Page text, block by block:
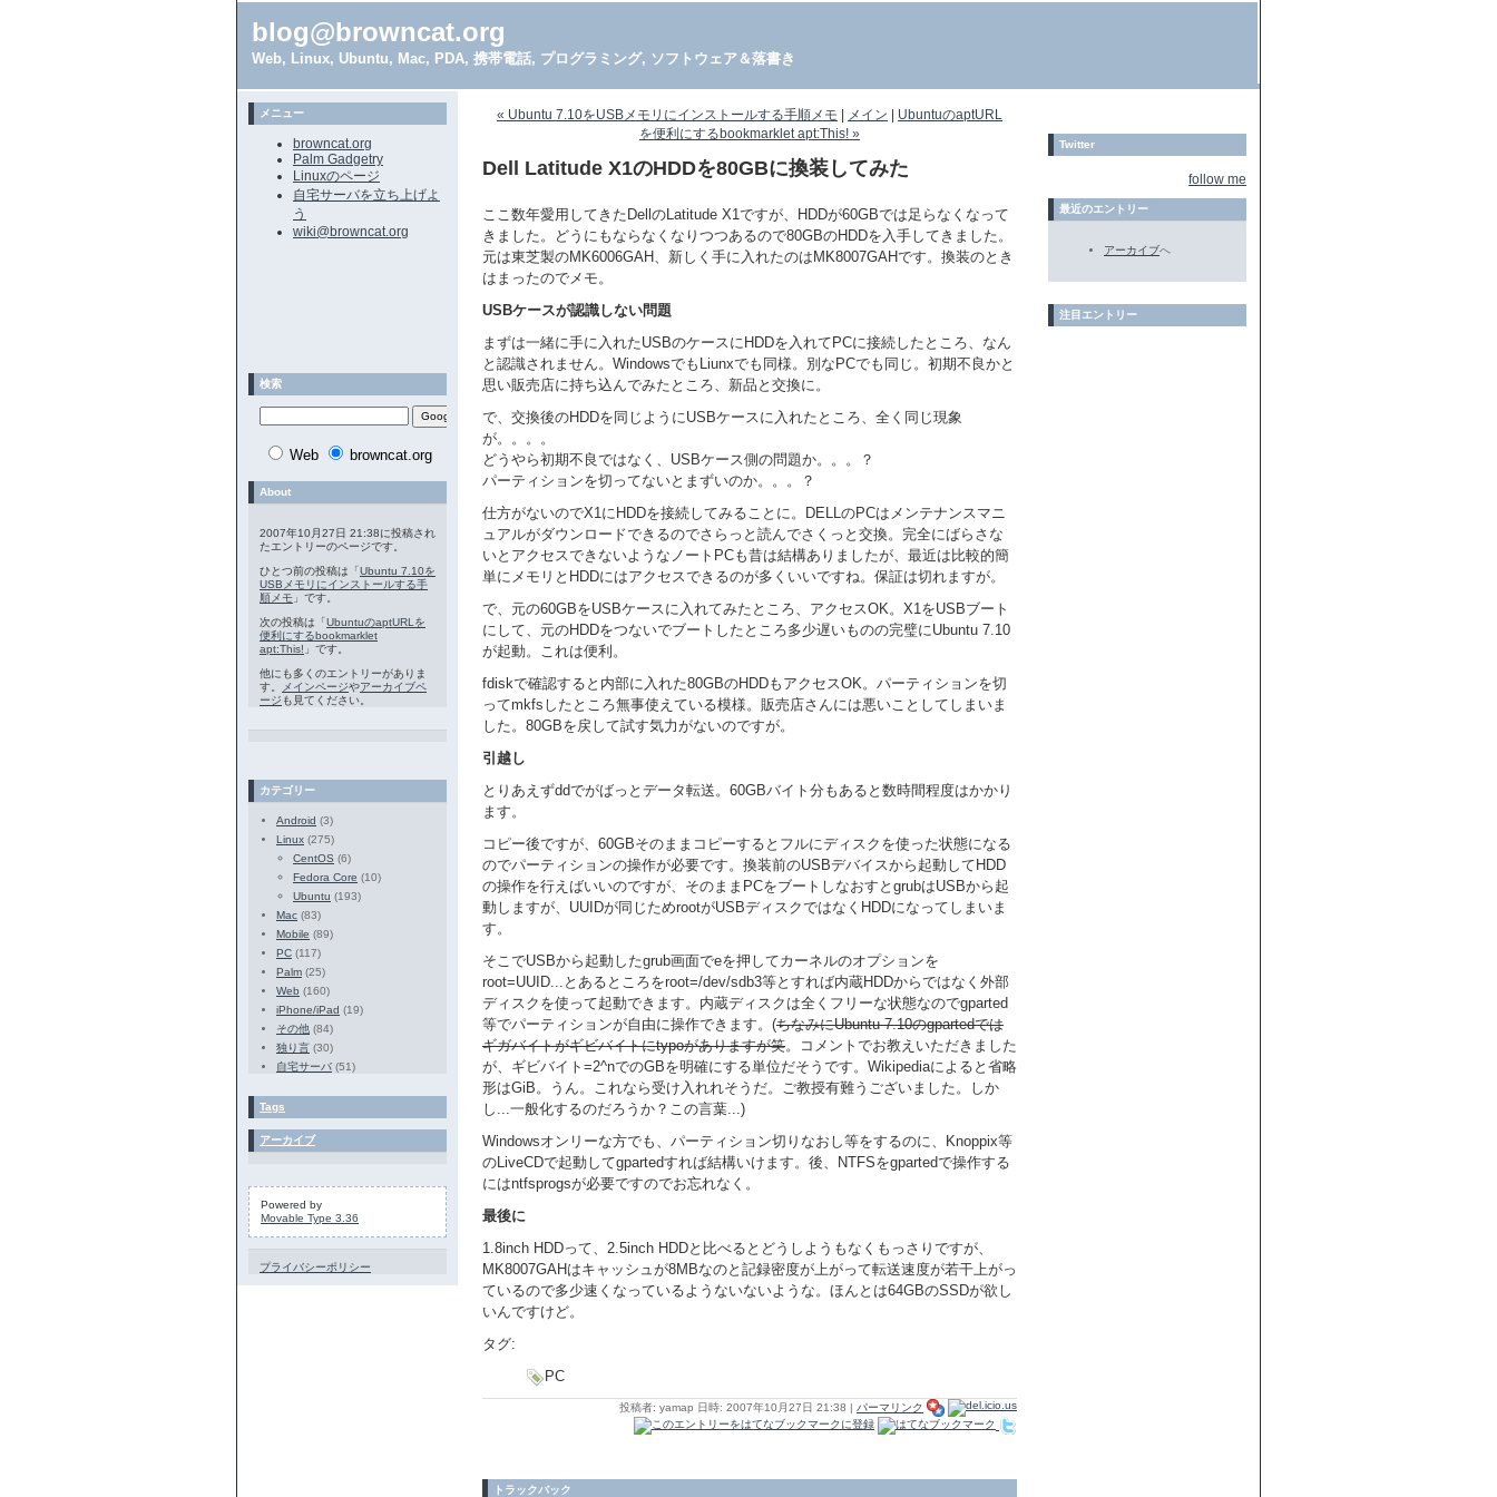
blog@browncat.org
Web, Linux, Ubuntu, Mac, PDA, 携帯電話, プログラミング, ソフトウェア＆落書き
« Ubuntu 7.10をUSBメモリにインストールする手順メモ メイン
UbuntuのaptURL
を便利にするbookmarklet apt:This! »
Dell Latitude X1のHDDを80GBに換装してみた
ここ数年愛用してきたDellのLatitude X1ですが、HDDが60GBでは足らなくなって
きました。どうにもならなくなりつつあるので80GBのHDDを入手してきました。
元は東芝製のMK6006GAH、新しく手に入れたのはMK8007GAHです。換装のとき
はまったのでメモ。
USBケースが認識しない問題
まずは一緒に手に入れたUSBのケースにHDDを入れてPCに接続したところ、なん
と認識されません。WindowsでもLiunxでも同様。別なPCでも同じ。初期不良かと
思い販売店に持ち込んでみたところ、新品と交換に。
で、交換後のHDDを同じようにUSBケースに入れたところ、全く同じ現象
が。。。。
どうやら初期不良ではなく、USBケース側の問題か。。。？
パーティションを切ってないとまずいのか。。。？
仕方がないのでX1にHDDを接続してみることに。DELLのPCはメンテナンスマニ
ュアルがダウンロードできるのでさらっと読んでさくっと交換。完全にばらさな
いとアクセスできないようなノートPCも昔は結構ありましたが、最近は比較的簡
単にメモリとHDDにはアクセスできるのが多くいいですね。保証は切れますが。
で、元の60GBをUSBケースに入れてみたところ、アクセスOK。X1をUSBブート
にして、元のHDDをつないでブートしたところ多少遅いものの完璧にUbuntu 7.10
が起動。これは便利。
fdiskで確認すると内部に入れた80GBのHDDもアクセスOK。パーティションを切
ってmkfsしたところ無事使えている模様。販売店さんには悪いことしてしまいま
した。80GBを戻して試す気力がないのですが。
引越し
とりあえずddでがばっとデータ転送。60GBバイト分もあると数時間程度はかかり
ます。
コピー後ですが、60GBそのままコピーするとフルにディスクを使った状態になる
のでパーティションの操作が必要です。換装前のUSBデバイスから起動してHDD
の操作を行えばいいのですが、そのままPCをブートしなおすとgrubはUSBから起
動しますが、UUIDが同じためrootがUSBディスクではなくHDDになってしまいま
す。
そこでUSBから起動したgrub画面でeを押してカーネルのオプションを
root=UUID...とあるところをroot=/dev/sdb3等とすれば内蔵HDDからではなく外部
ディスクを使って起動できます。内蔵ディスクは全くフリーな状態なのでgparted
等でパーティションが自由に操作できます。(ちなみにUbuntu 7.10のgpartedでは
ギガバイトがギビバイトにtypoがありますが笑。コメントでお教えいただきました
が、ギビバイト=2^nでのGBを明確にする単位だそうです。Wikipediaによると省略
形はGiB。うん。これなら受け入れれそうだ。ご教授有難うございました。しか
し...一般化するのだろうか？この言葉...)
Windowsオンリーな方でも、パーティション切りなおし等をするのに、Knoppix等
のLiveCDで起動してgpartedすれば結構いけます。後、NTFSをgpartedで操作する
にはntfsprogsが必要ですのでお忘れなく。
最後に
1.8inch HDDって、2.5inch HDDと比べるとどうしようもなくもっさりですが、
MK8007GAHはキャッシュが8MBなのと記録密度が上がって転送速度が若干上がっ
ているので多少速くなっているようないないような。ほんとは64GBのSSDが欲し
いんですけど。
タグ:
PC
投稿者: yamap 日時: 2007年10月27日 21:38 | パーマリンク
トラックバック
メニュー
browncat.org
Palm Gadgetry
Linuxのページ
自宅サーバを立ち上げよ
う
wiki@browncat.org
検索
Web browncat.org
About
2007年10月27日 21:38に投稿され
たエントリーのページです。
ひとつ前の投稿は「Ubuntu 7.10を
USBメモリにインストールする手
順メモ 」です。
次の投稿は「UbuntuのaptURLを
便利にするbookmarklet
apt:This! 」です。
他にも多くのエントリーがありま
す。
メインページやアーカイブペ
ージ も見てください。
カテゴリー
Android (3)
Linux (275)
CentOS (6)
Fedora Core (10)
Ubuntu (193)
Mac (83)
Mobile (89)
PC (117)
Palm (25)
Web (160)
iPhone/iPad (19)
その他 (84)
独り言 (30)
自宅サーバ (51)
Tags
アーカイブ
Powered by
Movable Type 3.36
プライバシーポリシー
Twitter
follow me
最近のエントリー
アーカイブへ
注目エントリー